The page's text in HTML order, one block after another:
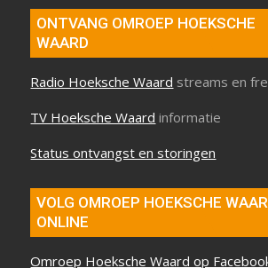
ONTVANG OMROEP HOEKSCHE
WAARD
Radio Hoeksche Waard streams en
TV Hoeksche Waard informatie
Status ontvangst en storingen
VOLG OMROEP HOEKSCHE
ONLINE
Omroep Hoeksche Waard op